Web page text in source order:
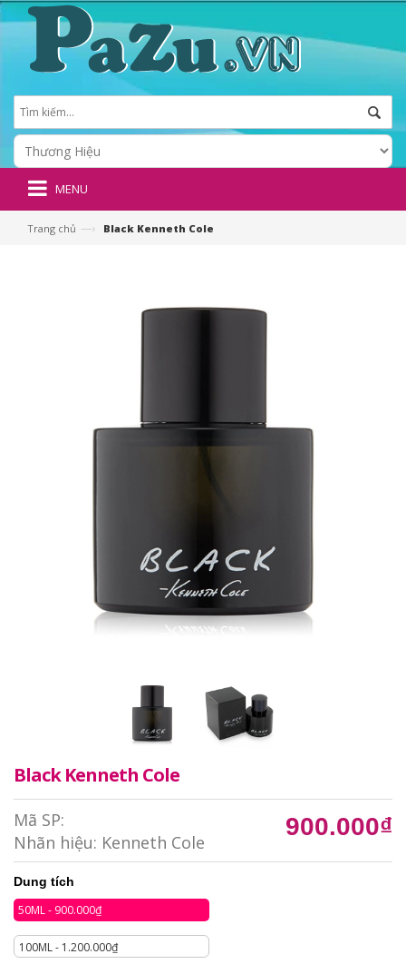
MENU
Trang chủ —› Black Kenneth Cole
Black Kenneth Cole
Mã SP:
Nhãn hiệu: Kenneth Cole
900.000₫
Dung tích
50ML - 900.000₫
100ML - 1.200.000₫